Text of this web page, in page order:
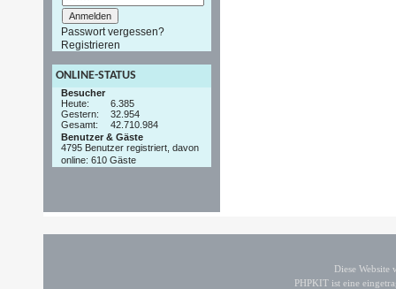
Passwort vergessen?
Registrieren
ONLINE-STATUS
Besucher
Heute:
6.385
Gestern:
32.954
Gesamt:
42.710.984
Benutzer & Gäste
4795 Benutzer registriert, davon
online: 610 Gäste
Diese
PHPKIT ist eine